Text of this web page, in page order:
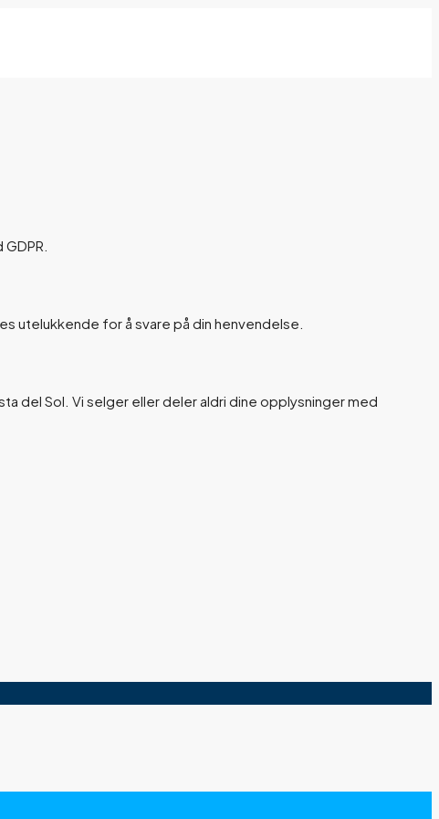
utelukkende for å svare på din henvendelse.
del Sol. Vi selger eller deler aldri dine opplysninger med